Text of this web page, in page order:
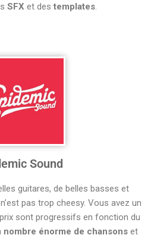
SFX et des templates.
Sound
guitares, de belles basses et
pas trop cheesy. Vous avez un
sont progressifs en fonction du
nombre énorme de chansonset